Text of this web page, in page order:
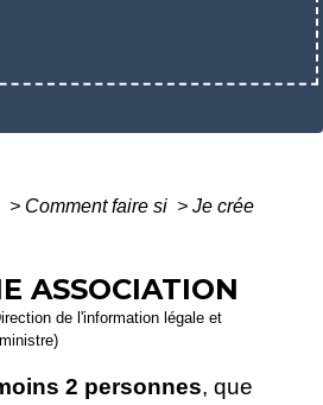
> Comment faire si > Je crée
ASSOCIATION
de l'information légale et
2 personnes, que